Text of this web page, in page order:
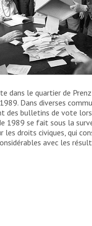
dans le quartier de
Dans diverses
des bulletins de vote
1989 se fait sous la
les droits civiques, qui
avec les